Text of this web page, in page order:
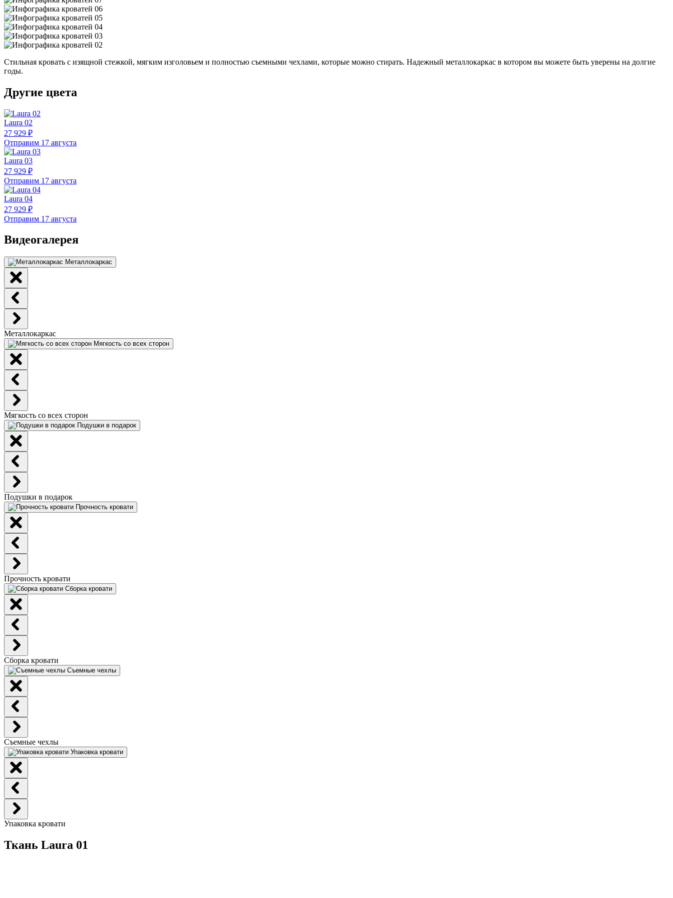
Стильная кровать с изящной стежкой, мягким изголовьем и полностью съемными чехлами, которые можно стирать. Надежный металлокаркас в котором вы можете быть уверены на долгие
годы.
Другие цвета
Laura 02
27 929 ₽
Отправим 17 августа
Laura 03
27 929 ₽
Отправим 17 августа
Laura 04
27 929 ₽
Отправим 17 августа
Видеогалерея
Металлокаркас
Металлокаркас
Мягкость со всех сторон
Мягкость со всех сторон
Подушки в подарок
Подушки в подарок
Прочность кровати
Прочность кровати
Сборка кровати
Сборка кровати
Съемные чехлы
Съемные чехлы
Упаковка кровати
Упаковка кровати
Ткань Laura 01